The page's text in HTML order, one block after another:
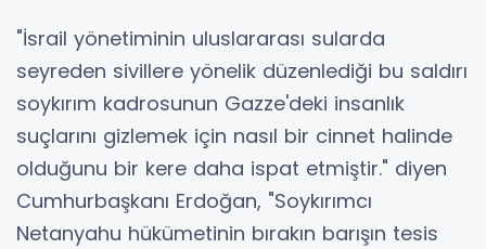
"İsrail yönetiminin uluslararası sularda
seyreden sivillere yönelik düzenlediği bu saldırı
soykırım kadrosunun Gazze'deki insanlık
suçlarını gizlemek için nasıl bir cinnet halinde
olduğunu bir kere daha ispat etmiştir." diyen
Cumhurbaşkanı Erdoğan, "Soykırımcı
Netanyahu hükümetinin bırakın barışın tesis